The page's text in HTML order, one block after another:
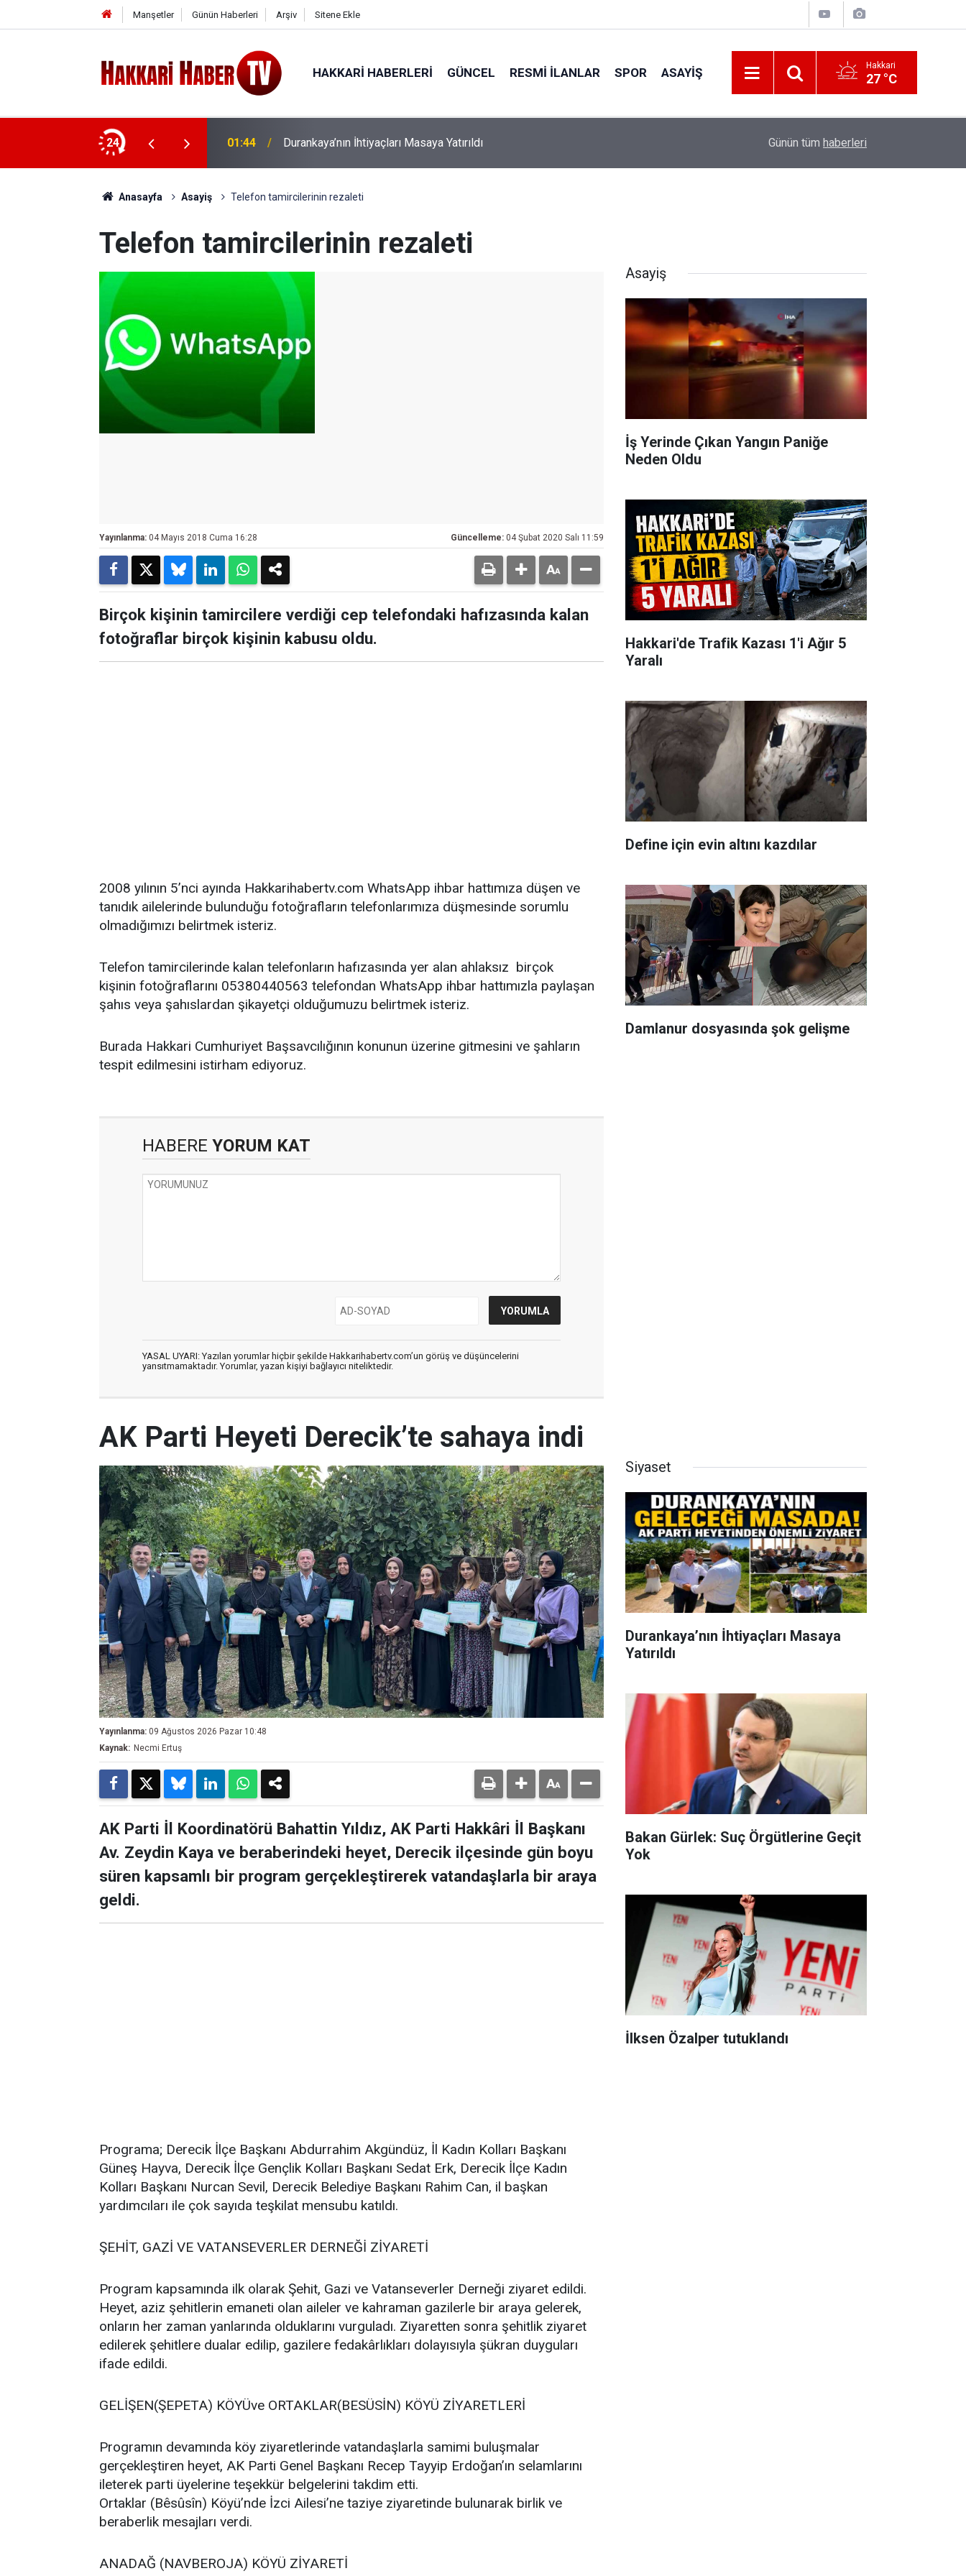
Manşetler Günün Haberleri Arşiv Sitene Ekle
HAKKARI HABERLERI GÜNCEL RESMI İLANLAR SPOR ASAYIŞ Hakkari
27 °C
24 01:44 Durankaya’nın İhtiyaçları Masaya Yatırıldı Çukurca Gençlik Merkezi’nde Yaz Kulübü
Günün tüm haberleri
Anasayfa Asayiş Telefon tamircilerinin rezaleti
Telefon tamircilerinin rezaleti
Yayınlanma: 04 Mayıs 2018 Cuma 16:28 Güncelleme: 04 Şubat 2020 Salı 11:59
Birçok kişinin tamircilere verdiği cep telefondaki hafızasında kalan
fotoğraflar birçok kişinin kabusu oldu.
2008 yılının 5’nci ayında Hakkarihabertv.com WhatsApp ihbar hattımıza düşen ve
tanıdık ailelerinde bulunduğu fotoğrafların telefonlarımıza düşmesinde sorumlu
olmadığımızı belirtmek isteriz.
Telefon tamircilerinde kalan telefonların hafızasında yer alan ahlaksız birçok
kişinin fotoğraflarını 05380440563 telefondan WhatsApp ihbar hattımızla paylaşan
şahıs veya şahıslardan şikayetçi olduğumuzu belirtmek isteriz.
Burada Hakkari Cumhuriyet Başsavcılığının konunun üzerine gitmesini ve şahların
tespit edilmesini istirham ediyoruz.
HABERE YORUM KAT
YASAL UYARI: Yazılan yorumlar hiçbir şekilde Hakkarihabertv.com’un görüş ve düşüncelerini
yansıtmamaktadır. Yorumlar, yazan kişiyi bağlayıcı niteliktedir.
Asayiş
İş Yerinde Çıkan Yangın Paniğe
Neden Oldu
Hakkari'de Trafik Kazası 1'i Ağır 5
Yaralı
Define için evin altını kazdılar
Damlanur dosyasında şok gelişme
AK Parti Heyeti Derecik’te sahaya indi
Yayınlanma: 09 Ağustos 2026 Pazar 10:48
Kaynak: Necmi Ertuş
AK Parti İl Koordinatörü Bahattin Yıldız, AK Parti Hakkâri İl Başkanı
Av. Zeydin Kaya ve beraberindeki heyet, Derecik ilçesinde gün boyu
süren kapsamlı bir program gerçekleştirerek vatandaşlarla bir araya
geldi.
Programa; Derecik İlçe Başkanı Abdurrahim Akgündüz, İl Kadın Kolları Başkanı
Güneş Hayva, Derecik İlçe Gençlik Kolları Başkanı Sedat Erk, Derecik İlçe Kadın
Kolları Başkanı Nurcan Sevil, Derecik Belediye Başkanı Rahim Can, il başkan
yardımcıları ile çok sayıda teşkilat mensubu katıldı.
ŞEHİT, GAZİ VE VATANSEVERLER DERNEĞİ ZİYARETİ
Program kapsamında ilk olarak Şehit, Gazi ve Vatanseverler Derneği ziyaret edildi.
Heyet, aziz şehitlerin emaneti olan aileler ve kahraman gazilerle bir araya gelerek,
onların her zaman yanlarında olduklarını vurguladı. Ziyaretten sonra şehitlik ziyaret
edilerek şehitlere dualar edilip, gazilere fedakârlıkları dolayısıyla şükran duyguları
ifade edildi.
GELİŞEN(ŞEPETA) KÖYÜve ORTAKLAR(BESÜSİN) KÖYÜ ZİYARETLERİ
Programın devamında köy ziyaretlerinde vatandaşlarla samimi buluşmalar
gerçekleştiren heyet, AK Parti Genel Başkanı Recep Tayyip Erdoğan’ın selamlarını
ileterek parti üyelerine teşekkür belgelerini takdim etti.
Ortaklar (Bêsûsîn) Köyü’nde İzci Ailesi’ne taziye ziyaretinde bulunarak birlik ve
beraberlik mesajları verdi.
ANADAĞ (NAVBEROJA) KÖYÜ ZİYARETİ
Siyaset
Durankaya’nın İhtiyaçları Masaya
Yatırıldı
Bakan Gürlek: Suç Örgütlerine Geçit
Yok
İlksen Özalper tutuklandı